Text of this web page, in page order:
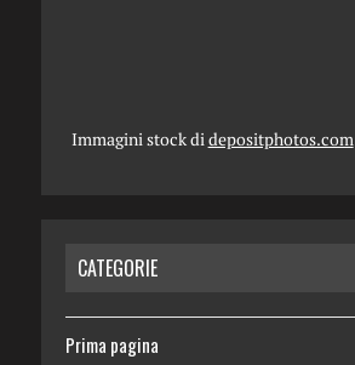
Immagini stock didepositphotos.com
CATEGORIE
Prima pagina